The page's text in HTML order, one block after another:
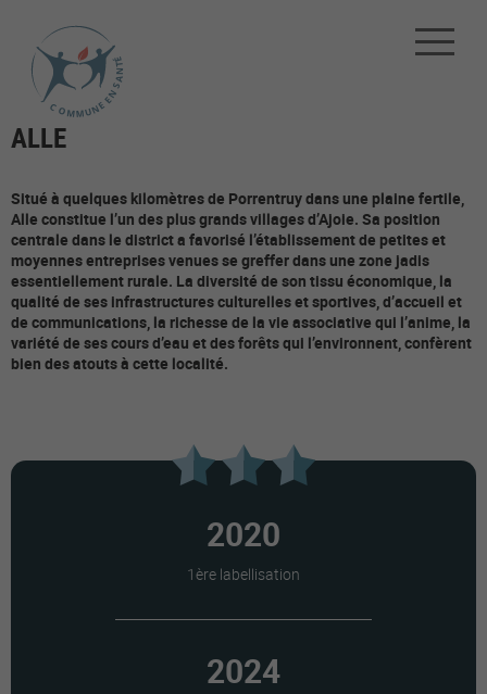
ALLE
Situé à quelques kilomètres de Porrentruy dans une plaine fertile,
Alle constitue l’un des plus grands villages d’Ajoie. Sa position
centrale dans le district a favorisé l’établissement de petites et
moyennes entreprises venues se greffer dans une zone jadis
essentiellement rurale. La diversité de son tissu économique, la
qualité de ses infrastructures culturelles et sportives, d’accueil et
de communications, la richesse de la vie associative qui l’anime, la
variété de ses cours d’eau et des forêts qui l’environnent, confèrent
bien des atouts à cette localité.
2020
1ère labellisation
2024